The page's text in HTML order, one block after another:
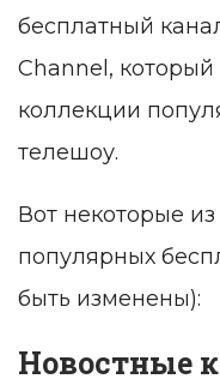
бесплатный
Channel,
коллекции
телешоу.
Вот некоторые
популярных
быть изменены):
Новостные